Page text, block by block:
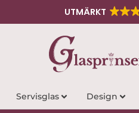
UTMÄRKT
Servisglas Design